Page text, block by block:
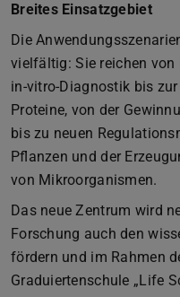
Breites Einsatzgebiet
Die
vielfältig: Sie reichen
in-vitro-Diagnostik bis
Proteine, von der
bis zu neuen
Pflanzen und der
von Mikroorganismen.
Das neue Zentrum wird
Forschung auch den
fördern und im Rahmen
Graduiertenschule „Life